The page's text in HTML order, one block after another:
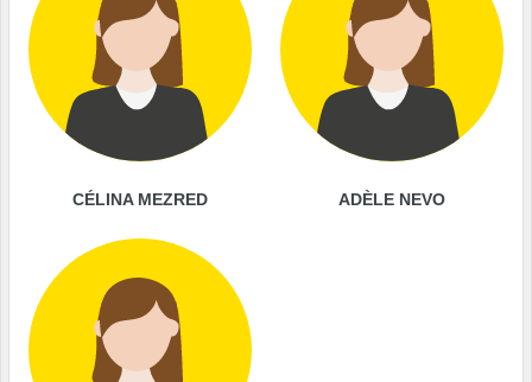
CÉLINA MEZRED ADÈLE NEVO